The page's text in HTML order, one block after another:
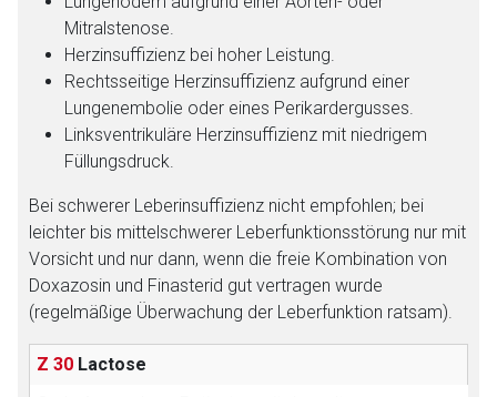
Mitralstenose.
Herzinsuffizienz bei hoher Leistung.
Rechtsseitige Herzinsuffizienz aufgrund einer
Lungenembolie oder eines Perikardergusses.
Linksventrikuläre Herzinsuffizienz mit niedrigem
Füllungsdruck.
Bei schwerer Leberinsuffizienz nicht empfohlen; bei
leichter bis mittelschwerer Leberfunktionsstörung nur mit
Vorsicht und nur dann, wenn die freie Kombination von
Doxazosin und Finasterid gut vertragen wurde
(regelmäßige Überwachung der Leberfunktion ratsam).
Z 30 Lactose